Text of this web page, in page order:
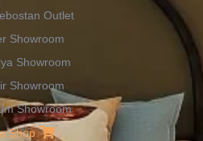
Outlet
Showroom
Showroom
Showroom
Showroom
Shop